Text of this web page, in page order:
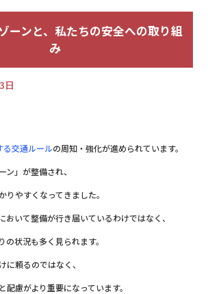
ーンと、私たちの安全への取り組
み
日
る交通ルールの周知・強化が進められています。
ン」が整備され、
りやすくなってきました。
おいて整備が行き届いているわけではなく、
状況も多く見られます。
に頼るのではなく、
配慮がより重要になっています。